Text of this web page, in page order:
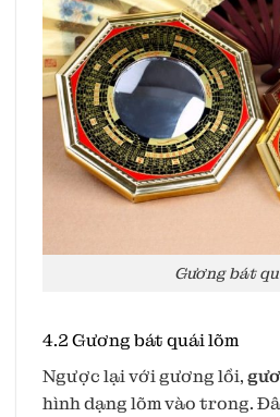
Gương bát
4.2 Gương bát quái lõm
Ngược lại với gương lồi,
hình dạng lõm vào trong.